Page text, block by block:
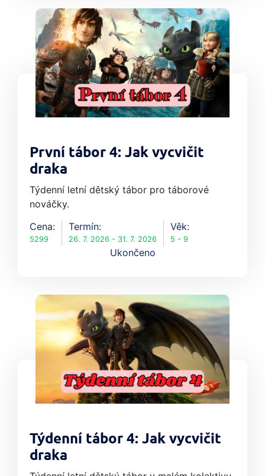
První tábor 4: Jak vycvičit
draka
Týdenní letní dětský tábor pro táborové
nováčky.
Cena:
5299
Termín:
26. 7. 2026 - 31. 7. 2026
Věk:
5 - 9
Ukončeno
Týdenní tábor 4: Jak vycvičit
draka